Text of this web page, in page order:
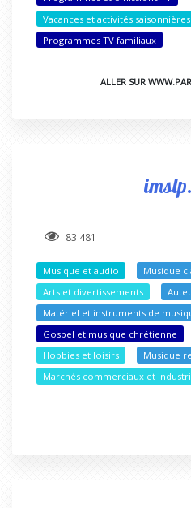
Vacances et activités saisonnières
Programmes TV familiaux
ALLER SUR
83 481
Musique et audio
Musique
Arts et divertissements
Matériel et instruments de
Gospel et musique chrétienne
Hobbies et loisirs
Musique
Marchés commerciaux et